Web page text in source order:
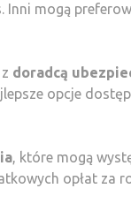
mogą
doradcą
opcje
, które mogą
opłat za